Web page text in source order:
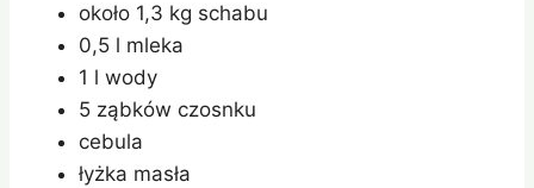
około 1,3 kg schabu
0,5 l mleka
1 l wody
5 ząbków czosnku
cebula
łyżka masła